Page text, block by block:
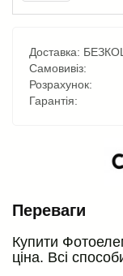
Доставка:
Самовивіз:
Розрахунок:
Гарантія:
Переваги
Купити
ціна. Всі